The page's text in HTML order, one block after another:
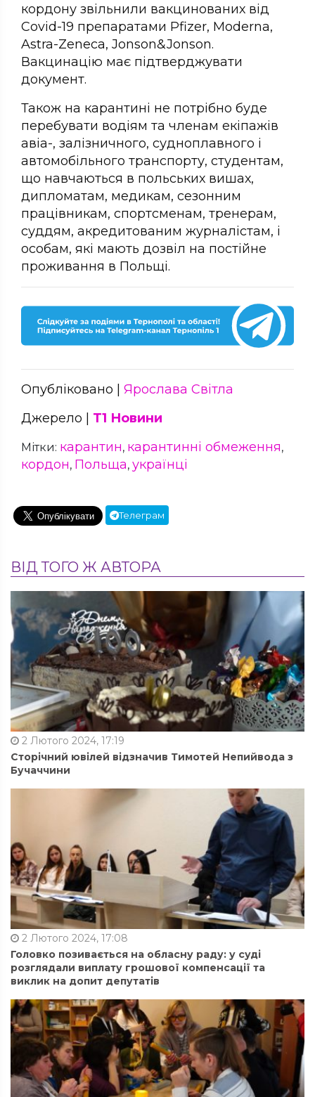
кордону звільнили вакцинованих від
Covid-19 препаратами Pfizer, Moderna,
Astra-Zeneca, Jonson&Jonson.
Вакцинацію має підтверджувати
документ.
Також на карантині не потрібно буде
перебувати водіям та членам екіпажів
авіа-, залізничного, судноплавного і
автомобільного транспорту, студентам,
що навчаються в польських вишах,
дипломатам, медикам, сезонним
працівникам, спортсменам, тренерам,
суддям, акредитованим журналістам, і
особам, які мають дозвіл на постійне
проживання в Польщі.
Опубліковано | Ярослава Світла
Джерело | Т1 Новини
Мітки: карантин, карантинні обмеження,
кордон, Польща, українці
Телеграм
ВІД ТОГО Ж АВТОРА
2 Лютого 2024, 17:19
Сторічний ювілей відзначив Тимотей Непийвода з
Бучаччини
2 Лютого 2024, 17:08
Головко позивається на обласну раду: у суді
розглядали виплату грошової компенсації та
виклик на допит депутатів